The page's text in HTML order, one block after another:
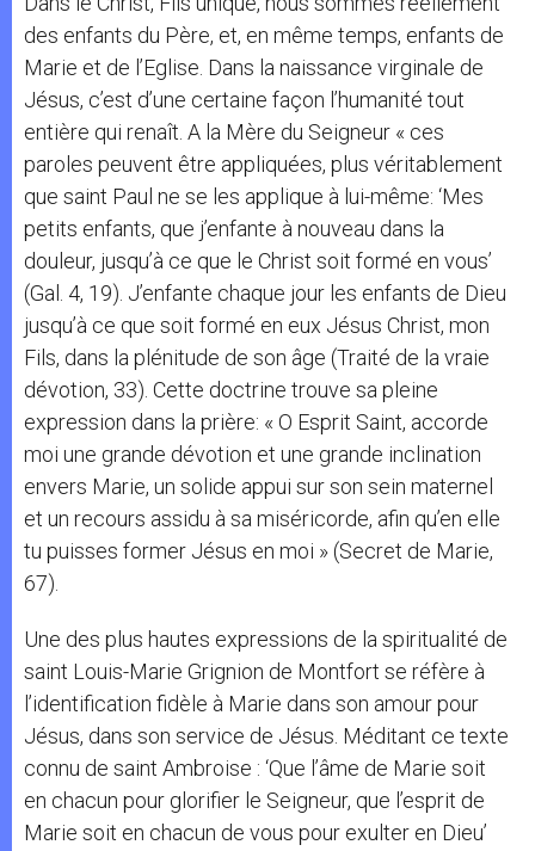
des enfants du Père, et, en même temps, enfants de
Marie et de l’Eglise. Dans la naissance virginale de
Jésus, c’est d’une certaine façon l’humanité tout
entière qui renaît. A la Mère du Seigneur « ces
paroles peuvent être appliquées, plus véritablement
que saint Paul ne se les applique à lui-même: ‘Mes
petits enfants, que j’enfante à nouveau dans la
douleur, jusqu’à ce que le Christ soit formé en vous’
(Gal. 4, 19). J’enfante chaque jour les enfants de Dieu
jusqu’à ce que soit formé en eux Jésus Christ, mon
Fils, dans la plénitude de son âge (Traité de la vraie
dévotion, 33). Cette doctrine trouve sa pleine
expression dans la prière: « O Esprit Saint, accorde
moi une grande dévotion et une grande inclination
envers Marie, un solide appui sur son sein maternel
et un recours assidu à sa miséricorde, afin qu’en elle
tu puisses former Jésus en moi » (Secret de Marie,
67).
Une des plus hautes expressions de la spiritualité de
saint Louis-Marie Grignion de Montfort se réfère à
l’identification fidèle à Marie dans son amour pour
Jésus, dans son service de Jésus. Méditant ce texte
connu de saint Ambroise : ‘Que l’âme de Marie soit
en chacun pour glorifier le Seigneur, que l’esprit de
Marie soit en chacun de vous pour exulter en Dieu’